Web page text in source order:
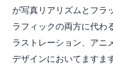
が写真リアリズムとフラ
ラフィックの両方に代わ
ラストレーション、アニ
デザインにおいてますま